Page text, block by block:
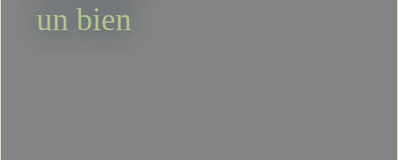
un bien